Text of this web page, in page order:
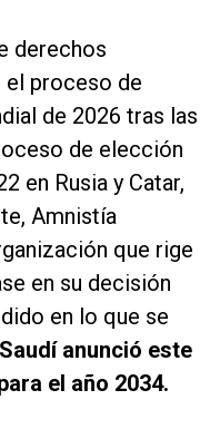
derechos
el proceso de
de 2026 tras las
de elección
en Rusia y Catar,
Amnistía
que rige
en su decisión
en lo que se
anunció este
el año 2034.